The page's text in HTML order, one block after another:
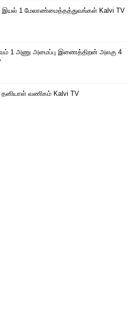
இயல் 1 மேலாண்மைத்தத்துவங்கள் Kalvi TV
1 அணு அமைப்பு இணைத்திறன் அலகு 4
தனியாள் வணிகம் Kalvi TV